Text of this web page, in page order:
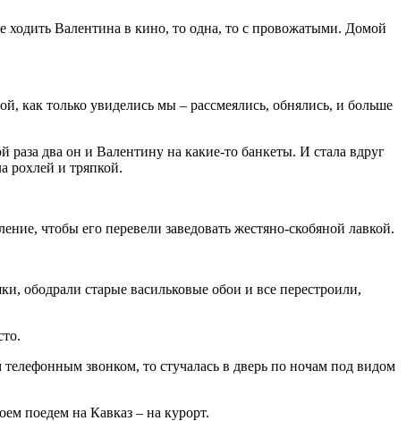
ходить Валентина в кино, то одна, то с провожатыми. Домой
только увиделись мы – рассмеялись, обнялись, и больше
раза два он и Валентину на какие-то банкеты. И стала вдруг
рохлей и тряпкой.
чтобы его перевели заведовать жестяно-скобяной лавкой.
старые васильковые обои и все перестроили,
звонком, то стучалась в дверь по ночам под видом
поедем на Кавказ – на курорт.